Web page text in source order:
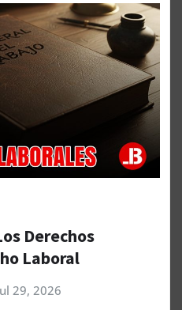
Derechos
Laboral
29, 2026